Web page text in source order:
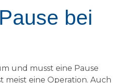
bei
und musst eine Pause
meist eine Operation. Auch